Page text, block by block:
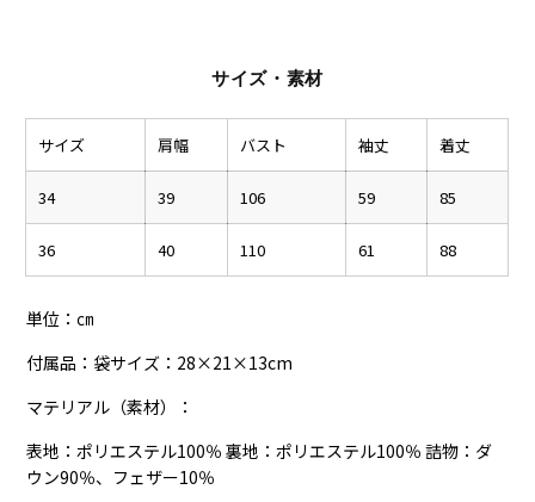
サイズ・素材
サイズ 肩幅 バスト 袖丈 着丈
34 39 106 59 85
36 40 110 61 88
単位：㎝
付属品：袋サイズ：28×21×13cm
マテリアル（素材）：
表地：ポリエステル100％ 裏地：ポリエステル100％ 詰物：ダ
ウン90％、フェザー10％